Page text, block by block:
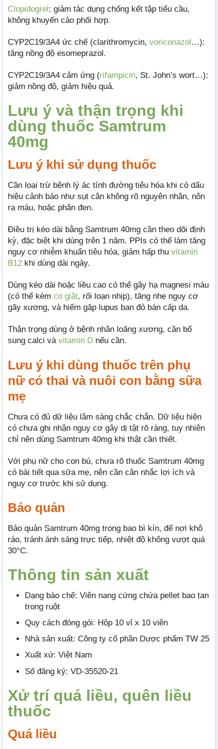
Clopidogrel: giảm tác dụng chống kết tập tiểu cầu,
không khuyến cáo phối hợp.
CYP2C19/3A4 ức chế (clarithromycin, voriconazol…):
tăng nồng độ esomeprazol.
CYP2C19/3A4 cảm ứng (rifampicin, St. John’s wort…):
giảm nồng độ, giảm hiệu quả.
Lưu ý và thận trọng khi
dùng thuốc Samtrum
40mg
Lưu ý khi sử dụng thuốc
Cần loại trừ bệnh lý ác tính đường tiêu hóa khi có dấu
hiệu cảnh báo như sụt cân không rõ nguyên nhân, nôn
ra máu, hoặc phân đen.
Điều trị kéo dài bằng Samtrum 40mg cần theo dõi định
kỳ, đặc biệt khi dùng trên 1 năm. PPIs có thể làm tăng
nguy cơ nhiễm khuẩn tiêu hóa, giảm hấp thu vitamin
B12 khi dùng dài ngày.
Dùng kéo dài hoặc liều cao có thể gây hạ magnesi máu
(có thể kèm co giật, rối loạn nhịp), tăng nhẹ nguy cơ
gãy xương, và hiếm gặp lupus ban đỏ bán cấp da.
Thận trọng dùng ở bệnh nhân loãng xương, cần bổ
sung calci và vitamin D nếu cần.
Lưu ý khi dùng thuốc trên phụ
nữ có thai và nuôi con bằng sữa
mẹ
Chưa có đủ dữ liệu lâm sàng chắc chắn. Dữ liệu hiện
có chưa ghi nhận nguy cơ gây dị tật rõ ràng, tuy nhiên
chỉ nên dùng Samtrum 40mg khi thật cần thiết.
Với phụ nữ cho con bú, chưa rõ thuốc Samtrum 40mg
có bài tiết qua sữa mẹ, nên cần cân nhắc lợi ích và
nguy cơ trước khi sử dụng.
Bảo quản
Bảo quản Samtrum 40mg trong bao bì kín, để nơi khô
ráo, tránh ánh sáng trực tiếp, nhiệt độ không vượt quá
30°C.
Thông tin sản xuất
Dạng bào chế: Viên nang cứng chứa pellet bao tan
trong ruột
Quy cách đóng gói: Hộp 10 vỉ x 10 viên
Nhà sản xuất: Công ty cổ phần Dược phẩm TW 25
Xuất xứ: Việt Nam
Số đăng ký: VD-35520-21
Xử trí quá liều, quên liều
thuốc
Quá liều